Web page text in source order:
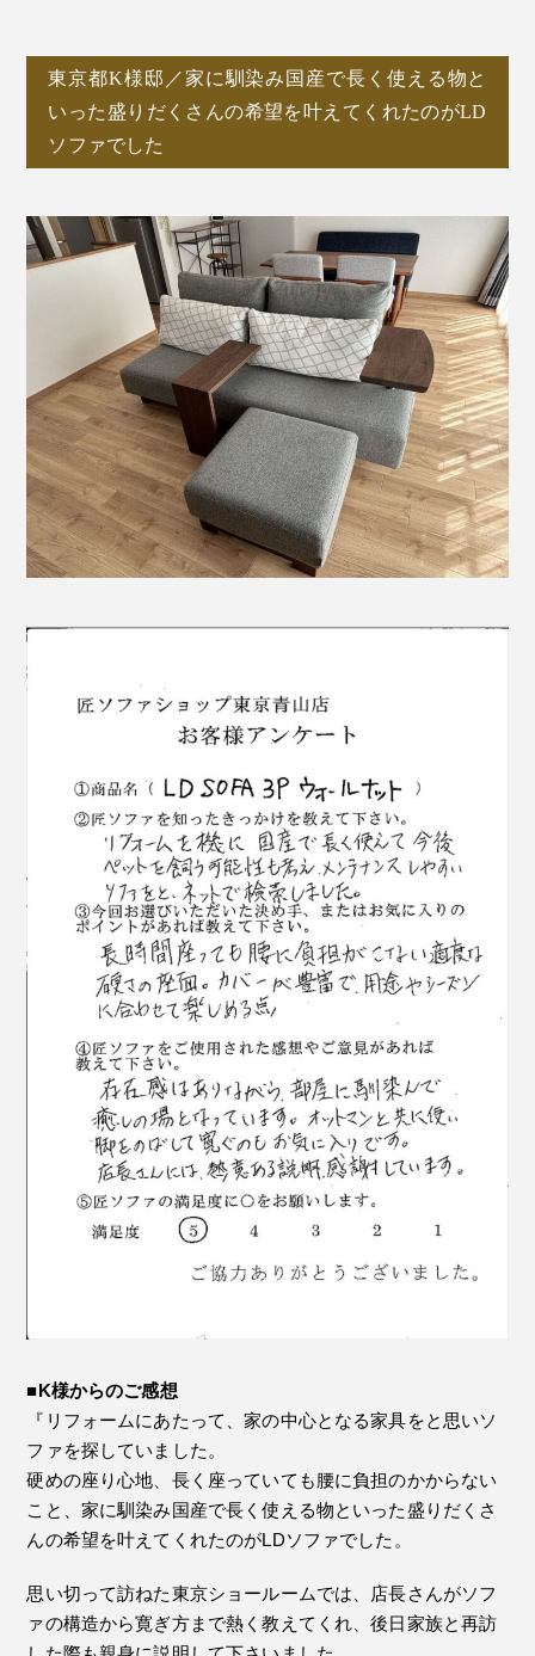
東京都K様邸／家に馴染み国産で長く使える物と
いった盛りだくさんの希望を叶えてくれたのがLD
ソファでした
■K様からのご感想
『リフォームにあたって、家の中心となる家具をと思いソ
ファを探していました。
硬めの座り心地、長く座っていても腰に負担のかからない
こと、家に馴染み国産で長く使える物といった盛りだくさ
んの希望を叶えてくれたのがLDソファでした。
思い切って訪ねた東京ショールームでは、店長さんがソフ
ァの構造から寛ぎ方まで熱く教えてくれ、後日家族と再訪